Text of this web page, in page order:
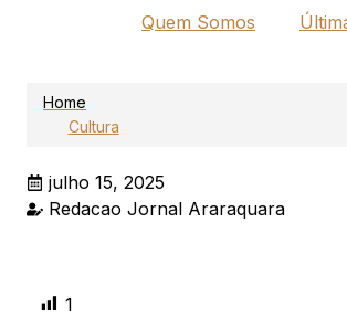
Quem Somos
Home
Cultura
julho 15, 2025
Redacao Jornal Araraquara
1